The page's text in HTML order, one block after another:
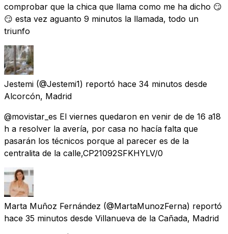
comprobar que la chica que llama como me ha dicho 😏
😏 esta vez aguanto 9 minutos la llamada, todo un
triunfo
Jestemi (@Jestemi1) reportó hace 34 minutos desde
Alcorcón, Madrid
@movistar_es El viernes quedaron en venir de de 16 a18
h a resolver la avería, por casa no hacía falta que
pasarán los técnicos porque al parecer es de la
centralita de la calle,CP21092SFKHYLV/0
Marta Muñoz Fernández (@MartaMunozFerna) reportó
hace 35 minutos desde Villanueva de la Cañada, Madrid